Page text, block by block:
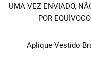
UMA VEZ ENVIADO,
POR
Aplique Vestido